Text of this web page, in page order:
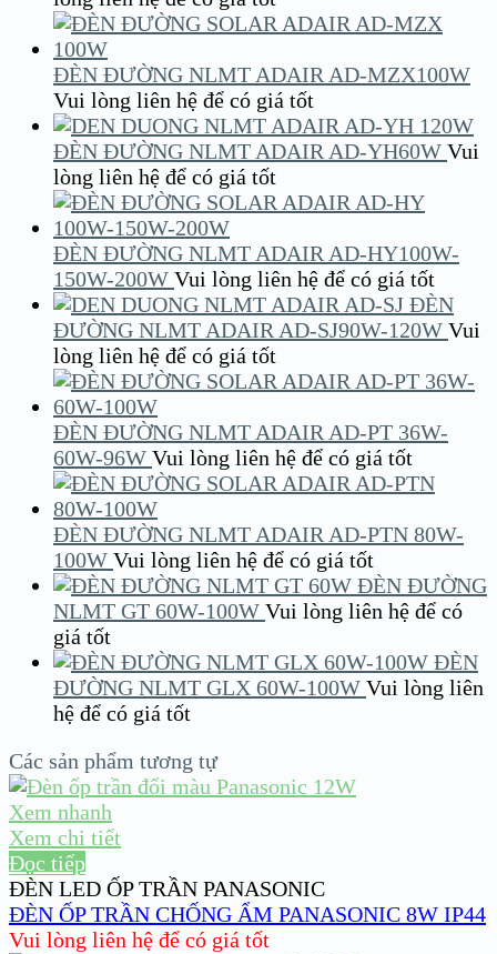
ĐÈN ĐƯỜNG NLMT ADAIR AD-MZX100W
Vui lòng liên hệ để có giá tốt
ĐÈN ĐƯỜNG NLMT ADAIR AD-YH60W Vui
lòng liên hệ để có giá tốt
ĐÈN ĐƯỜNG NLMT ADAIR AD-HY100W-
150W-200W Vui lòng liên hệ để có giá tốt
ĐÈN
ĐƯỜNG NLMT ADAIR AD-SJ90W-120W Vui
lòng liên hệ để có giá tốt
ĐÈN ĐƯỜNG NLMT ADAIR AD-PT 36W-
60W-96W Vui lòng liên hệ để có giá tốt
ĐÈN ĐƯỜNG NLMT ADAIR AD-PTN 80W-
100W Vui lòng liên hệ để có giá tốt
ĐÈN ĐƯỜNG
NLMT GT 60W-100W Vui lòng liên hệ để có
giá tốt
ĐÈN
ĐƯỜNG NLMT GLX 60W-100W Vui lòng liên
hệ để có giá tốt
Các sản phẩm tương tự
Xem nhanh
Xem chi tiết
Đọc tiếp
ĐÈN LED ỐP TRẦN PANASONIC
ĐÈN ỐP TRẦN CHỐNG ẨM PANASONIC 8W IP44
Vui lòng liên hệ để có giá tốt